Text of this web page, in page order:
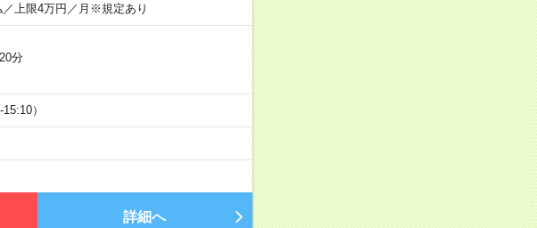
上限4万円／月※規定あり
分
）
詳細へ